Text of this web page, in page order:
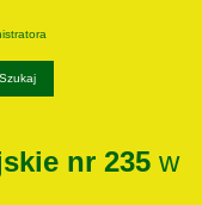
nr 235 w